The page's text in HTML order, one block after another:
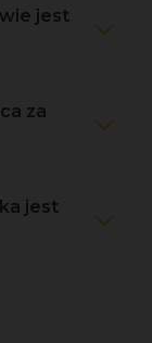
jest
za
jest